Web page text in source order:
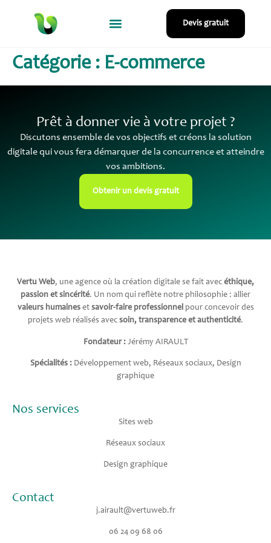
Devis gratuit
Catégorie : E-commerce
Prêt à donner vie à votre projet ?
Discutons ensemble de vos objectifs et créons la solution
digitale qui vous fera démarquer de la concurrence et atteindre
vos ambitions.
Obtenir un devis gratuit
Vertu Web, une agence où la création digitale se fait avec éthique,
passion et sincérité. Un nom qui reflète notre philosophie : allier
valeurs humaineset savoir-faire professionnelpour concevoir des
projets web réalisés avec soin, transparence et authenticité.
Fondateur :Jérémy AIRAULT
Spécialités :Développement web, Réseaux sociaux, Design
graphique
Nos services
Sites web
Réseaux sociaux
Design graphique
Contact
j.airault@vertuweb.fr
06 24 09 68 06